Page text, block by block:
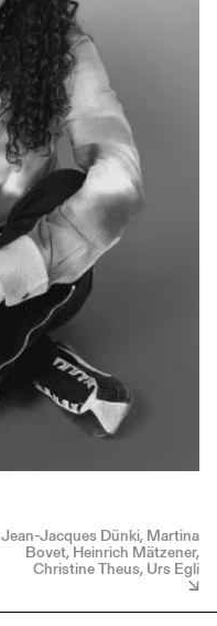
Jean-Jacques Dünki, Martina
Bovet, Heinrich Mätzener,
Christine Theus, Urs Egli